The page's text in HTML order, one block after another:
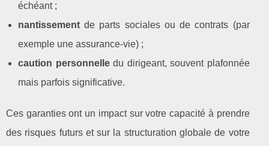
échéant ;
nantissement de parts sociales ou de contrats (par
exemple une assurance‑vie) ;
caution personnelledu dirigeant, souvent plafonnée
mais parfois significative.
Ces garanties ont un impact sur votre capacité à prendre
des risques futurs et sur la structuration globale de votre